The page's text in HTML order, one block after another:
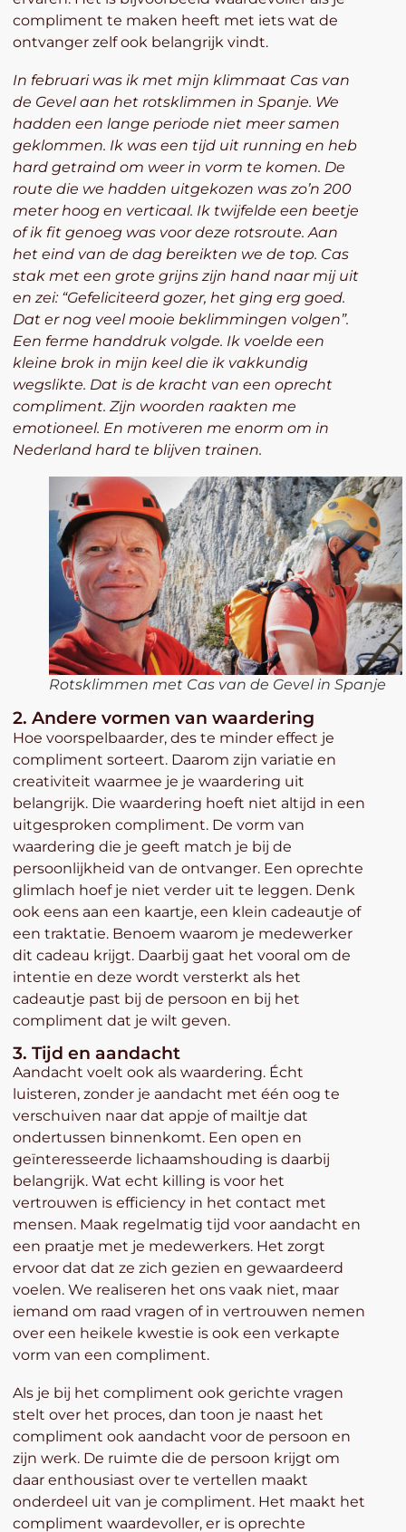
compliment te maken heeft met iets wat de
ontvanger zelf ook belangrijk vindt.
In februari was ik met mijn klimmaat Cas van
de Gevel aan het rotsklimmen in Spanje. We
hadden een lange periode niet meer samen
geklommen. Ik was een tijd uit running en heb
hard getraind om weer in vorm te komen. De
route die we hadden uitgekozen was zo’n 200
meter hoog en verticaal. Ik twijfelde een beetje
of ik fit genoeg was voor deze rotsroute. Aan
het eind van de dag bereikten we de top. Cas
stak met een grote grijns zijn hand naar mij uit
en zei: “Gefeliciteerd gozer, het ging erg goed.
Dat er nog veel mooie beklimmingen volgen”.
Een ferme handdruk volgde. Ik voelde een
kleine brok in mijn keel die ik vakkundig
wegslikte. Dat is de kracht van een oprecht
compliment. Zijn woorden raakten me
emotioneel. En motiveren me enorm om in
Nederland hard te blijven trainen.
Rotsklimmen met Cas van de Gevel in Spanje
2. Andere vormen van waardering
Hoe voorspelbaarder, des te minder effect je
compliment sorteert. Daarom zijn variatie en
creativiteit waarmee je je waardering uit
belangrijk. Die waardering hoeft niet altijd in een
uitgesproken compliment. De vorm van
waardering die je geeft match je bij de
persoonlijkheid van de ontvanger. Een oprechte
glimlach hoef je niet verder uit te leggen. Denk
ook eens aan een kaartje, een klein cadeautje of
een traktatie. Benoem waarom je medewerker
dit cadeau krijgt. Daarbij gaat het vooral om de
intentie en deze wordt versterkt als het
cadeautje past bij de persoon en bij het
compliment dat je wilt geven.
3. Tijd en aandacht
Aandacht voelt ook als waardering. Écht
luisteren, zonder je aandacht met één oog te
verschuiven naar dat appje of mailtje dat
ondertussen binnenkomt. Een open en
geïnteresseerde lichaamshouding is daarbij
belangrijk. Wat echt killing is voor het
vertrouwen is efficiency in het contact met
mensen. Maak regelmatig tijd voor aandacht en
een praatje met je medewerkers. Het zorgt
ervoor dat dat ze zich gezien en gewaardeerd
voelen. We realiseren het ons vaak niet, maar
iemand om raad vragen of in vertrouwen nemen
over een heikele kwestie is ook een verkapte
vorm van een compliment.
Als je bij het compliment ook gerichte vragen
stelt over het proces, dan toon je naast het
compliment ook aandacht voor de persoon en
zijn werk. De ruimte die de persoon krijgt om
daar enthousiast over te vertellen maakt
onderdeel uit van je compliment. Het maakt het
compliment waardevoller, er is oprechte